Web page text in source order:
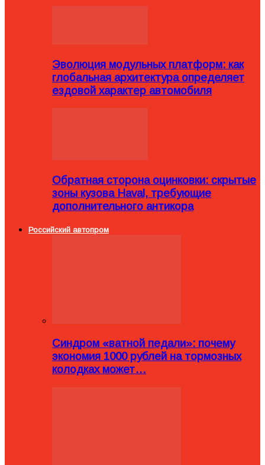
Эволюция модульных платформ: как
глобальная архитектура определяет
ездовой характер автомобиля
Обратная сторона оцинковки: скрытые
зоны кузова Haval, требующие
дополнительного антикора
Российский автопром
Синдром «ватной педали»: почему
экономия 1000 рублей на тормозных
колодках может…